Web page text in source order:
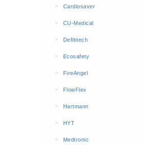
Kleding - Hesjes (0)
Brandblusmiddelen
Schuimblussers (6)
Brandmelders
CO melders (2)
> Cardiosaver
> CU-Medical
> Defibtech
> Ecosafety
> FireAngel
> FlowFlex
> Hartmann
> HYT
> Medtronic